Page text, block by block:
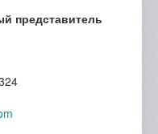
представитель